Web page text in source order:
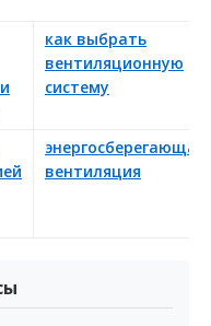
как выбрать
вентиляционную
систему
энергосберегающая
вентиляция